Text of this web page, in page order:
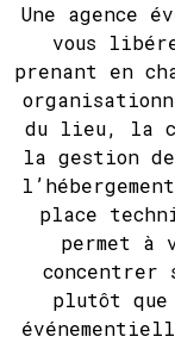
Une agence
vous
prenant en
du lieu, la
la gestion
place
permet à
concentrer
plutôt que